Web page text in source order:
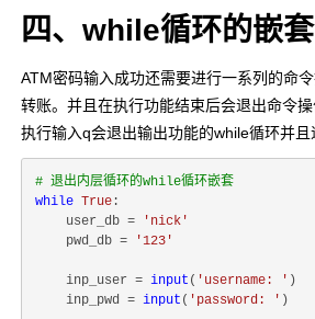
四、while循环的嵌套
ATM密码输入成功还需要进行一系列的命
转账。并且在执行功能结束后会退出命令
执行输入q会退出输出功能的while循环并且
# 退出内层循环的while循环嵌套
while True :
    user_db =
'nick'
    pwd_db =
'123'
    inp_user =
input ( 'username: ' )
    inp_pwd =
input ( 'password: ' )